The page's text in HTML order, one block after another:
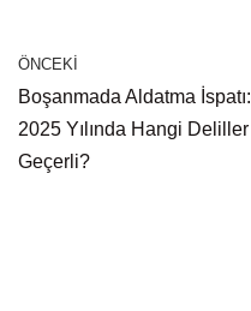
ÖNCEKI
Boşanmada Aldatma İspatı:
2025 Yılında Hangi Deliller
Geçerli?